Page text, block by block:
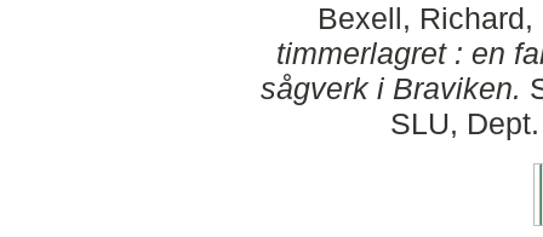
Bexell, Richard,
timmerlagret : en
sågverk i Braviken.
SLU,